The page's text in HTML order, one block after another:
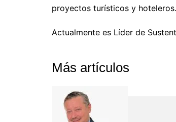
proyectos turísticos y hoteleros.
Actualmente es Líder de
Más artículos